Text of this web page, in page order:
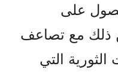
على
ذلك مع تصاعف
التي